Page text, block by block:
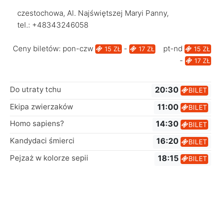
czestochowa, Al. Najświętszej Maryi Panny,
tel.: +48343246058
Ceny biletów: pon-czw 15 ZŁ - 17 ZŁ pt-nd 15 ZŁ
- 17 ZŁ
Do utraty tchu 20:30 BILET
Ekipa zwierzaków 11:00 BILET
Homo sapiens? 14:30 BILET
Kandydaci śmierci 16:20 BILET
Pejzaż w kolorze sepii 18:15 BILET